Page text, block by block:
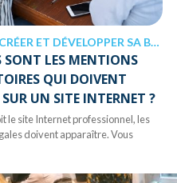
CRÉER ET DÉVELOPPER SA BOÎTE
SONT LES MENTIONS
QUI DOIVENT
SUR UN SITE INTERNET ?
le site Internet professionnel, les
doivent apparaître. Vous